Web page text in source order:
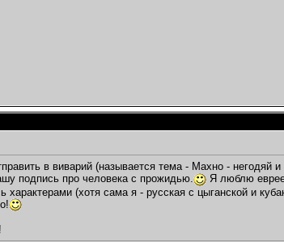
в виварий (называется тема - Махно - негодяй и
подпись про человека с прожидью.
Я люблю
(хотя сама я - русская с цыганской и